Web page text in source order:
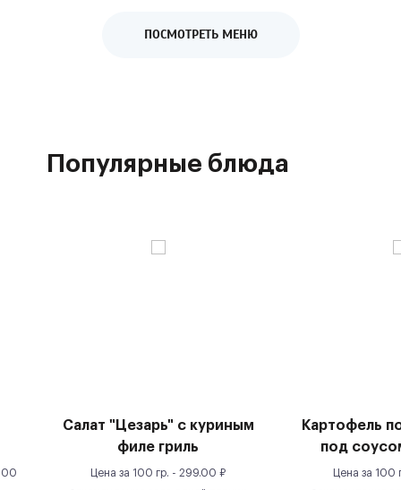
ПОСМОТРЕТЬ МЕНЮ
Популярные блюда
Салат "Цезарь" с куриным
филе гриль
Цена за 100 гр. - 299.00 ₽
Картофель
под
Цена за 100